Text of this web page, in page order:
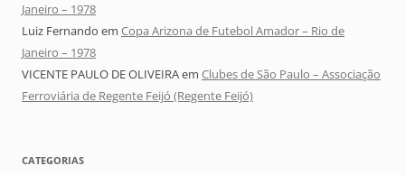
Janeiro – 1978
Luiz Fernando em Copa Arizona de Futebol Amador – Rio de
Janeiro – 1978
VICENTE PAULO DE OLIVEIRAem Clubes de São Paulo – Associação
Ferroviária de Regente Feijó (Regente Feijó)
CATEGORIAS